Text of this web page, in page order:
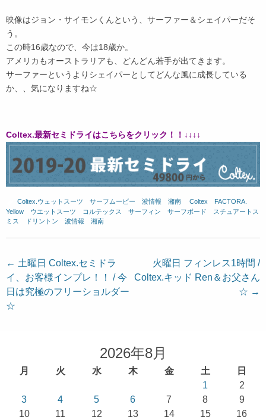
映像はジョン・サイモンくんという、サーファー＆シェイパーだそ
う。
この時16歳なので、今は18歳か。
アメリカもオーストラリアも、どんどん若手が出てきます。
サーファーというよりシェイパーとしてどんな風に成長している
か、、気になりますね☆
Coltex.最新セミドライはこちらをクリック！！ ↓↓↓↓
Coltex.ウェットスーツ サーフムービー 波情報 湘南 Coltex FACTORA.
Yellow
ウエットスーツ コルテックス サーフィン サーフボード
スチュアートス
ミス
ドリントン 波情報 湘南
投
稿
ナ
← 土曜日 Coltex.セミドラ
イ、お客様インプレ！！ / 今
日は究極のフリーショルダー
☆
火曜日 フィンレス1時間 /
Coltex.キッド Ren＆お父さん
☆ →
2026年8月
月 火 水 木 金 土
日
1
2
3
4 5 6 7 8
9
10
11 12 13 14 15
16